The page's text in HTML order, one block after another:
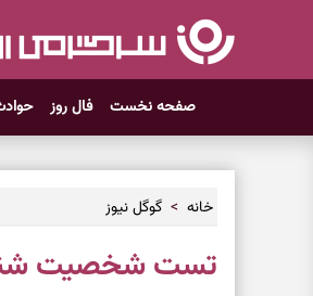
صفحه نخست فال روز
خانه گوگل نیوز
تست شخصیت